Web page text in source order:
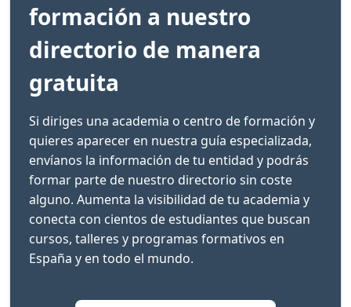
formación a nuestro
directorio de manera
gratuita
Si diriges una academia o centro de formación y
quieres aparecer en nuestra guía especializada,
envíanos la información de tu entidad y podrás
formar parte de nuestro directorio sin coste
alguno. Aumenta la visibilidad de tu academia y
conecta con cientos de estudiantes que buscan
cursos, talleres y programas formativos en
España y en todo el mundo.